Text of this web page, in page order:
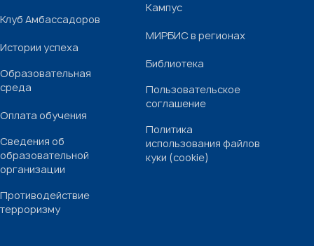
Клуб Амбассадоров
Истории успеха
Образовательная
среда
Оплата обучения
Сведения об
образовательной
организации
Противодействие
терроризму
Кампус
МИРБИС в регионах
Библиотека
Пользовательское
соглашение
Политика
использования файлов
куки (cookie)